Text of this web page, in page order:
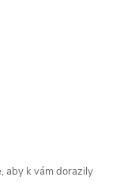
aby k vám dorazily